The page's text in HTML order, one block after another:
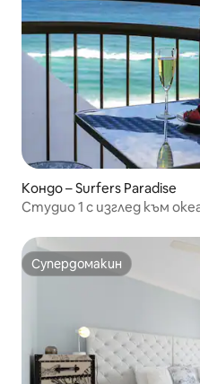
Кондо – Surfers Paradise
Студио 1 с изглед към
Супердомакин
Супердомакин